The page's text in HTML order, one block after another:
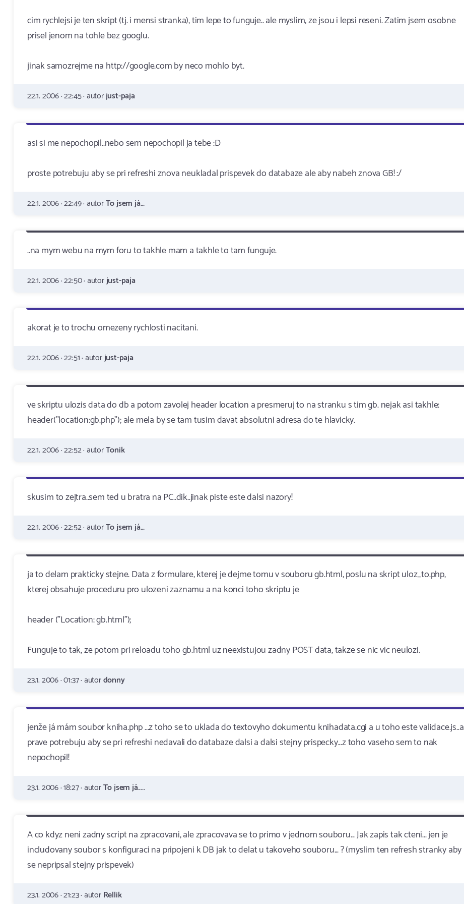
cim rychlejsi je ten skript (tj. i mensi stranka), tim lepe to funguje.. ale myslim, ze jsou i lepsi reseni. Zatim jsem osobne
prisel jenom na tohle bez googlu.
jinak samozrejme na http://google.com by neco mohlo byt.
22.1. 2006 · 22:45 · autorjust-paja
asi si me nepochopil..nebo sem nepochopil ja tebe :D
proste potrebuju aby se pri refreshi znova neukladal prispevek do databaze ale aby nabeh znova GB! :/
22.1. 2006 · 22:49 · autorTo jsem já...
..na mym webu na mym foru to takhle mam a takhle to tam funguje.
22.1. 2006 · 22:50 · autorjust-paja
akorat je to trochu omezeny rychlosti nacitani.
22.1. 2006 · 22:51 · autorjust-paja
ve skriptu ulozis data do db a potom zavolej header location a presmeruj to na stranku s tim gb. nejak asi takhle:
header("location:gb.php"); ale mela by se tam tusim davat absolutni adresa do te hlavicky.
22.1. 2006 · 22:52 · autorTonik
skusim to zejtra..sem ted u bratra na PC..dik..jinak piste este dalsi nazory!
22.1. 2006 · 22:52 · autorTo jsem já...
ja to delam prakticky stejne. Data z formulare, kterej je dejme tomu v souboru gb.html, poslu na skript uloz_to.php,
kterej obsahuje proceduru pro ulozeni zaznamu a na konci toho skriptu je
header ("Location: gb.html");
Funguje to tak, ze potom pri reloadu toho gb.html uz neexistujou zadny POST data, takze se nic vic neulozi.
23.1. 2006 · 01:37 · autordonny
jenže já mám soubor kniha.php ...z toho se to uklada do textovyho dokumentu knihadata.cgi a u toho este validace.js..a
prave potrebuju aby se pri refreshi nedavali do databaze dalsi a dalsi stejny prispecky...z toho vaseho sem to nak
nepochopil!
23.1. 2006 · 18:27 · autorTo jsem já.....
A co kdyz neni zadny script na zpracovani, ale zpracovava se to primo v jednom souboru... Jak zapis tak cteni... jen je
includovany soubor s konfiguraci na pripojeni k DB jak to delat u takoveho souboru... ? (myslim ten refresh stranky aby
se nepripsal stejny prispevek)
23.1. 2006 · 21:23 · autorRellik